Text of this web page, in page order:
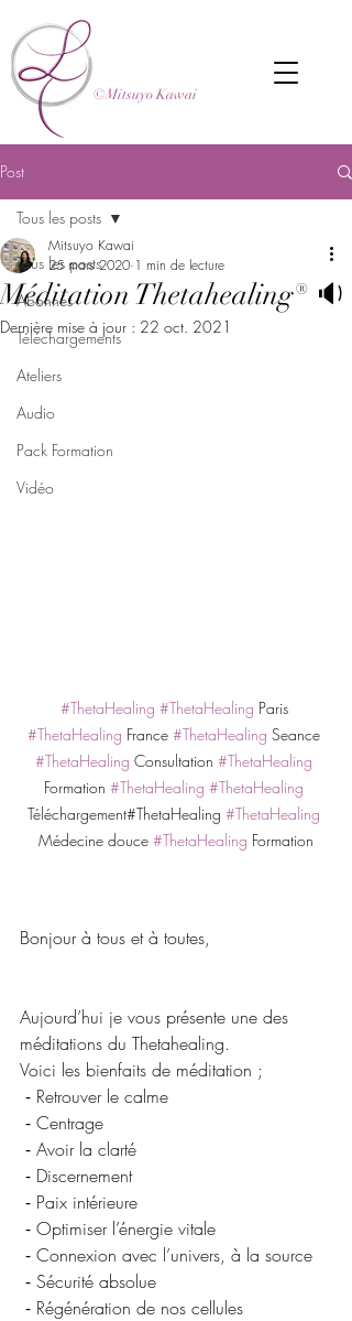
©Mitsuyo Kawai
Post
Tous les posts
Abonnés
Téléchargements
Ateliers
Audio
Pack Formation
Vidéo
Tous les posts
Méditation Thetahealing® 🔉
Mitsuyo Kawai
25 mars 2020 1 min de lecture
Dernière mise à jour : 22 oct. 2021
#ThetaHealing #ThetaHealing Paris
#ThetaHealing France #ThetaHealing Seance
#ThetaHealing Consultation #ThetaHealing
Formation #ThetaHealing #ThetaHealing
Téléchargement#ThetaHealing #ThetaHealing
Médecine douce #ThetaHealing Formation
Bonjour à tous et à toutes,
Aujourd’hui je vous présente une des
méditations du Thetahealing.
Voici les bienfaits de méditation ;
⁃ Retrouver le calme
⁃ Centrage
⁃ Avoir la clarté
⁃ Discernement
⁃ Paix intérieure
⁃ Optimiser l’énergie vitale
⁃ Connexion avec l’univers, à la source
⁃ Sécurité absolue
⁃ Régénération de nos cellules